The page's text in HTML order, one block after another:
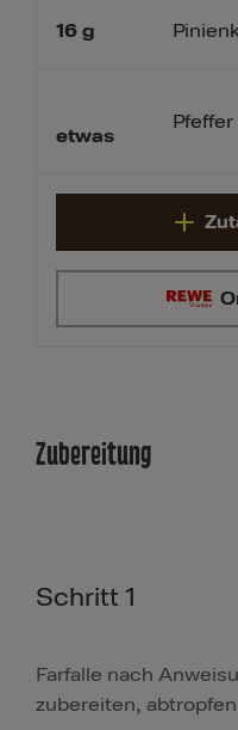
16 g
etwas
Pfeffer
Zubereitung
Schritt 1
Farfalle nach
zubereiten,